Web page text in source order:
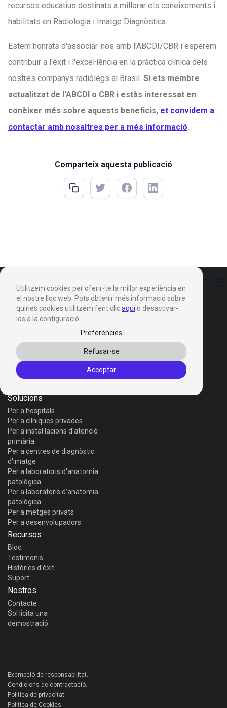
recursos educatius destinats a millorar els coneixements i
habilitats en Radiologia i Imatge Diagnòstica.
Estem honrats d'associar-nos amb l'ABCDI/CBR i esperem
contribuir a l'èxit i l'excel·lència en la pràctica clínica dels
nostres companys radiòlegs al Brasil. Si ets membre
actualitzat de l'ABCDI o CBR i estàs interessat en
conèixer més sobre aquests beneficis, et convidem a
contactar amb nosaltres per a més informació.
Comparteix aquesta publicació
Utilitzem cookies per oferir-te la millor experiència en
el nostre lloc web. Pots obtenir més informació sobre
quines cookies utilitzem fent clicaquío desactivar-
los a la configuració.
Preferències
Refusar-se
Acceptar
Invox Dictation
Invox Genesis
Solucions
Per a hospitals
Per a clíniques privades
Per a instal·lacions d'atenció
primària
Per a centres de diagnòstic
d'imatge
Per a laboratoris d'anatomia
patològica
Per a laboratoris d'anatomia
patològica
Per a metges privats
Per a desenvolupadors
Recursos
Bloc
Testimonis
Històries d'èxit
Suport
Nostros
Contacte
Sol·licita una
demostració
Exempció de responsabilitat.
Condicions de contractació.
Política de privacitat.
Política de Cookies.